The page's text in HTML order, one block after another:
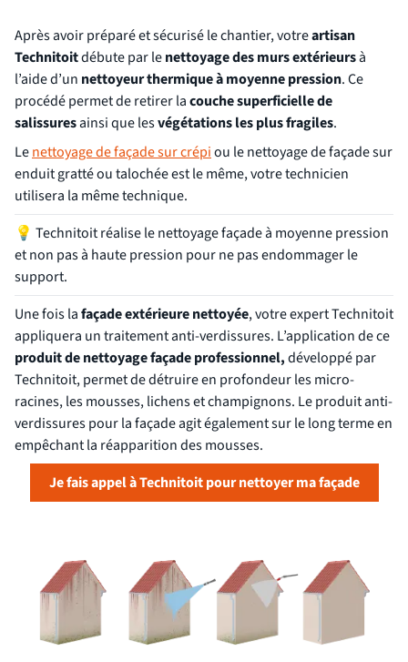
Après avoir préparé et sécurisé le chantier, votreartisan
Technitoitdébute par lenettoyage des murs extérieursà
l’aide d’un nettoyeur thermique à moyenne pression. Ce
procédé permet de retirer lacouche superficielle de
salissuresainsi que lesvégétations les plus fragiles.
Lenettoyage de façade sur crépiou le nettoyage de façade sur
enduit gratté ou talochée est le même, votre technicien
utilisera la même technique.
💡 Technitoit réalise le nettoyage façade à moyenne pression
et non pas à haute pression pour ne pas endommager le
support.
Une fois lafaçade extérieure nettoyée, votre expert Technitoit
appliquera un traitement anti-verdissures. L’application de ce
produit de nettoyage façade professionnel,développé par
Technitoit, permet de détruire en profondeur les micro-
racines, les mousses, lichens et champignons. Le produit anti-
verdissures pour la façade agit également sur le long terme en
empêchant la réapparition des mousses.
Je fais appel à Technitoit pour nettoyer ma façade